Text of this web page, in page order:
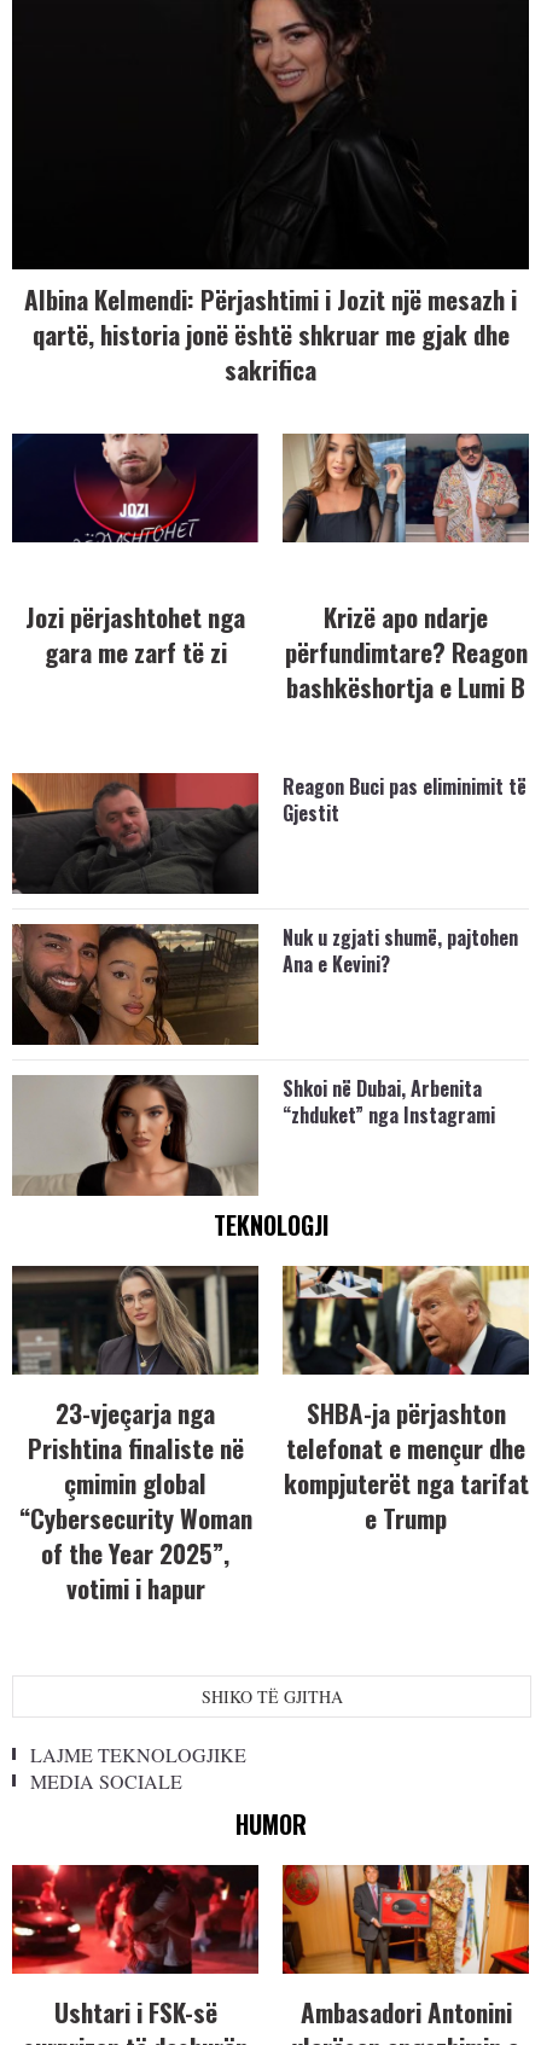
Albina Kelmendi: Përjashtimi i Jozit një mesazh i
qartë, historia jonë është shkruar me gjak dhe
sakrifica
Jozi përjashtohet nga
gara me zarf të zi
Krizë apo ndarje
përfundimtare? Reagon
bashkëshortja e Lumi B
Reagon Buci pas eliminimit të
Gjestit
Nuk u zgjati shumë, pajtohen
Ana e Kevini?
Shkoi në Dubai, Arbenita
“zhduket” nga Instagrami
TEKNOLOGJI
23-vjeçarja nga
Prishtina finaliste në
çmimin global
“Cybersecurity Woman
of the Year 2025”,
votimi i hapur
SHBA-ja përjashton
telefonat e mençur dhe
kompjuterët nga tarifat
e Trump
SHIKO TË GJITHA
LAJME TEKNOLOGJIKE
MEDIA SOCIALE
HUMOR
Ushtari i FSK-së
Ambasadori Antonini